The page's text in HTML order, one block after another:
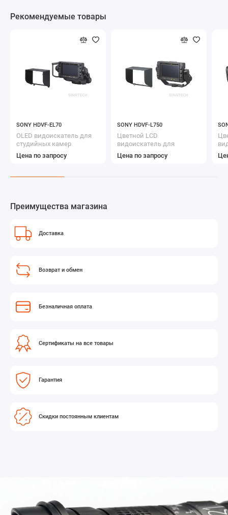
Рекомендуемые товары
SONY HDVF-EL70
OLED видоискатель для
студийных камер
Цена по запросу
SONY HDVF-L750
Цветной LCD
видоискатель для
студийных камер и
камкордеров XDCAM
Цена по запросу
Преимущества магазина
Доставка
Возврат и обмен
Безналичная оплата
Сертификаты на все товары
Гарантия
Скидки постоянным клиентам